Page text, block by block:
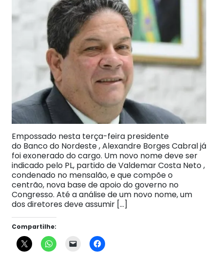
Empossado nesta terça-feira presidente
do Banco do Nordeste , Alexandre Borges Cabral já
foi exonerado do cargo. Um novo nome deve ser
indicado pelo PL, partido de Valdemar Costa Neto ,
condenado no mensalão, e que compõe o
centrão, nova base de apoio do governo no
Congresso. Até a análise de um novo nome, um
dos diretores deve assumir […]
Compartilhe: